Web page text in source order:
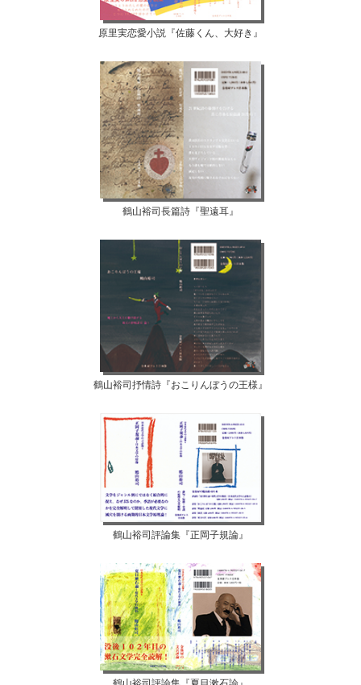
原里実恋愛小説『佐藤くん、大好き』
鶴山裕司長篇詩『聖遠耳』
鶴山裕司抒情詩『おこりんぼうの王様』
鶴山裕司評論集『正岡子規論』